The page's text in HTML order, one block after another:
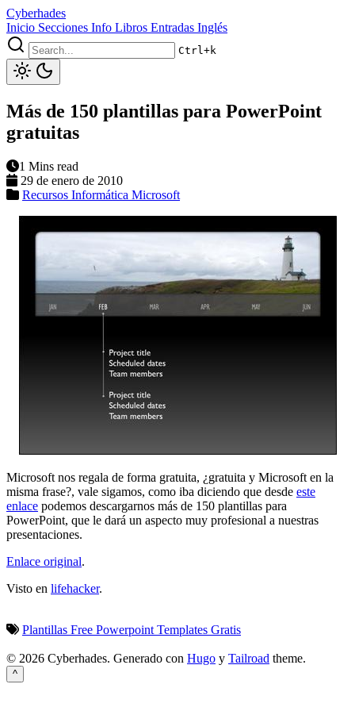
Cyberhades
Inicio Secciones Info Libros Entradas Inglés
Ctrl+k
Más de 150 plantillas para PowerPoint
gratuitas
1 Mins read
29 de enero de 2010
Recursos Informática Microsoft
Microsoft nos regala de forma gratuita, ¿gratuita y Microsoft en la
misma frase?, vale sigamos, como iba diciendo que desde este
enlace podemos descargarnos más de 150 plantillas para
PowerPoint, que le dará un aspecto muy profesional a nuestras
presentaciones.
Enlace original.
Visto en lifehacker.
Plantillas Free Powerpoint Templates Gratis
© 2026 Cyberhades. Generado con Hugo y Tailroad theme.
^